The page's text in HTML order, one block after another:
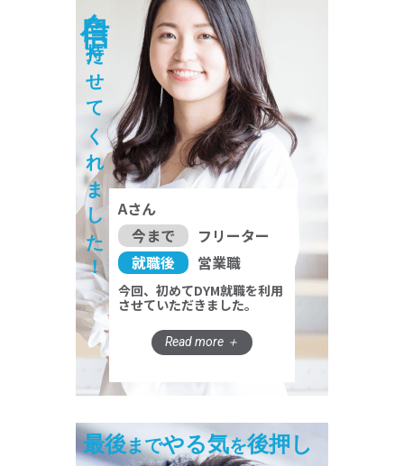
を持たせてくれました！
Aさん
今まで
フリーター
就職後
営業職
今回、初めてDYM就職を利用
させていただきました。
最後までやる気を後押し